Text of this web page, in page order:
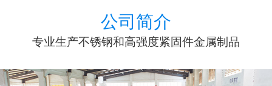
公司简介
专业生产不锈钢和高强度紧固件金属制品